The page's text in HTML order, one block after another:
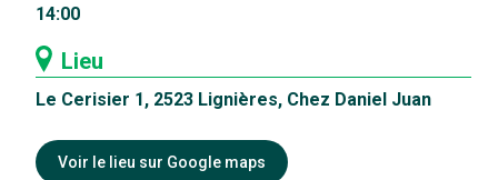
14:00
Lieu
Le Cerisier 1, 2523 Lignières, Chez Daniel Juan
Voir le lieu sur Google maps